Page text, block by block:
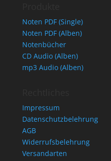
Noten PDF (Single)
Noten PDF (Alben)
Notenbücher
CD Audio (Alben)
mp3 Audio (Alben)
Impressum
Datenschutzbelehrung
AGB
Widerrufsbelehrung
Versandarten